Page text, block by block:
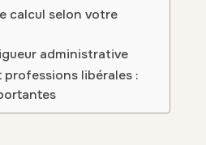
calcul selon votre
administrative
libérales :